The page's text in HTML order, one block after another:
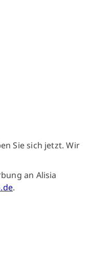
Sie sich jetzt. Wir
an Alisia
.